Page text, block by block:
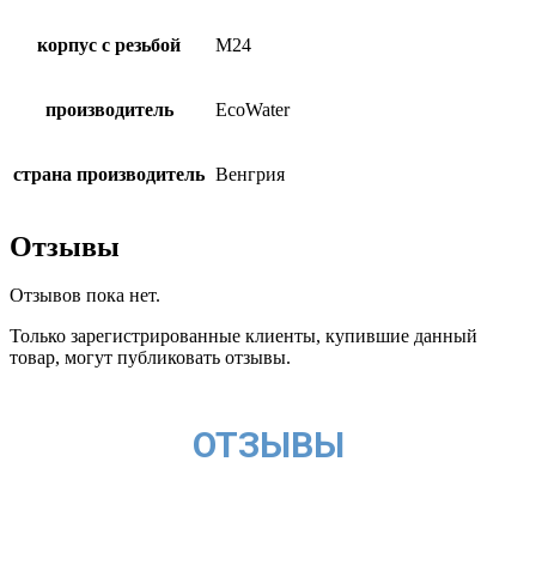
корпус с резьбой М24
производитель EcoWater
страна производитель Венгрия
Отзывы
Отзывов пока нет.
Только зарегистрированные клиенты, купившие данный
товар, могут публиковать отзывы.
ОТЗЫВЫ